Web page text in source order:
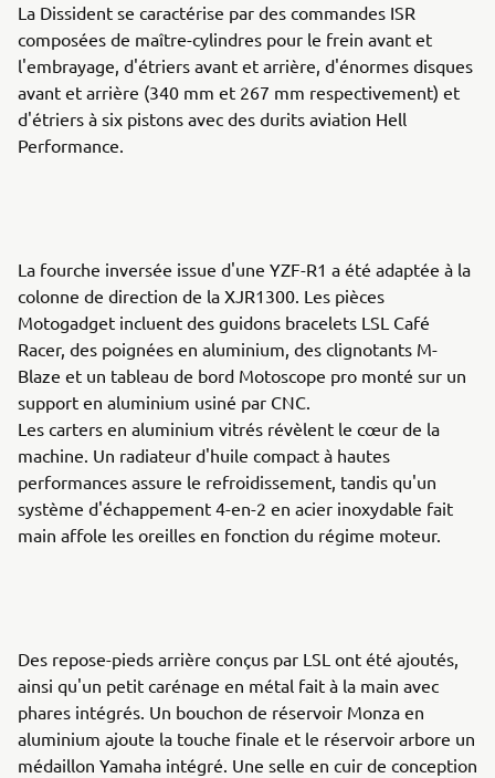
La Dissident se caractérise par des commandes ISR
composées de maître-cylindres pour le frein avant et
l'embrayage, d'étriers avant et arrière, d'énormes disques
avant et arrière (340 mm et 267 mm respectivement) et
d'étriers à six pistons avec des durits aviation Hell
Performance.
La fourche inversée issue d'une YZF-R1 a été adaptée à la
colonne de direction de la XJR1300. Les pièces
Motogadget incluent des guidons bracelets LSL Café
Racer, des poignées en aluminium, des clignotants M-
Blaze et un tableau de bord Motoscope pro monté sur un
support en aluminium usiné par CNC.
Les carters en aluminium vitrés révèlent le cœur de la
machine. Un radiateur d'huile compact à hautes
performances assure le refroidissement, tandis qu'un
système d'échappement 4-en-2 en acier inoxydable fait
main affole les oreilles en fonction du régime moteur.
Des repose-pieds arrière conçus par LSL ont été ajoutés,
ainsi qu'un petit carénage en métal fait à la main avec
phares intégrés. Un bouchon de réservoir Monza en
aluminium ajoute la touche finale et le réservoir arbore un
médaillon Yamaha intégré. Une selle en cuir de conception